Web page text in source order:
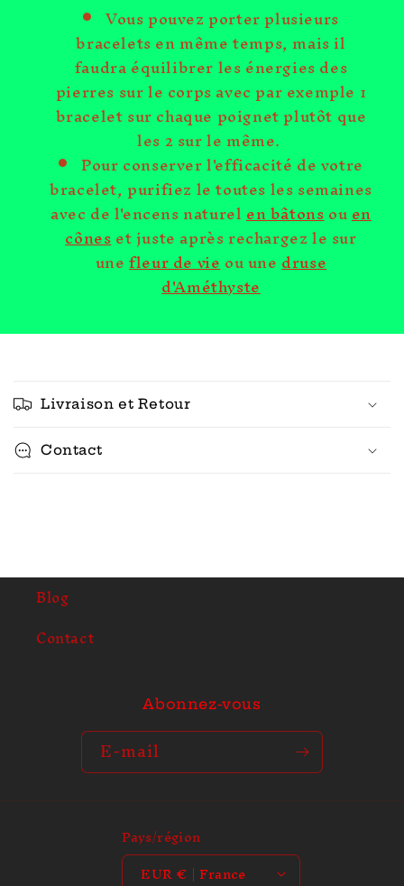
Vous pouvez porter plusieurs
bracelets en même temps, mais il
faudra équilibrer les énergies des
pierres sur le corps avec par exemple 1
bracelet sur chaque poignet plutôt que
les 2 sur le même.
Pour conserver l'efficacité de votre
bracelet, purifiez le toutes les semaines
avec de l'encens naturelen bâtonsouen
côneset juste après rechargez le sur
unefleur de vieou unedruse
d'Améthyste
o
n
t
e
d
Livraison et Retour
Contact
Blog
Contact
Abonnez-vous
E-mail
Pays/région
EUR € | France